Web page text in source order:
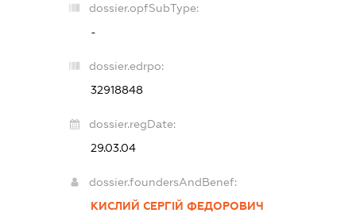
dossier.opfSubType:
-
dossier.edrpo:
32918848
dossier.regDate:
29.03.04
dossier.foundersAndBenef:
КИСЛИЙ СЕРГІЙ ФЕДОРОВИЧ